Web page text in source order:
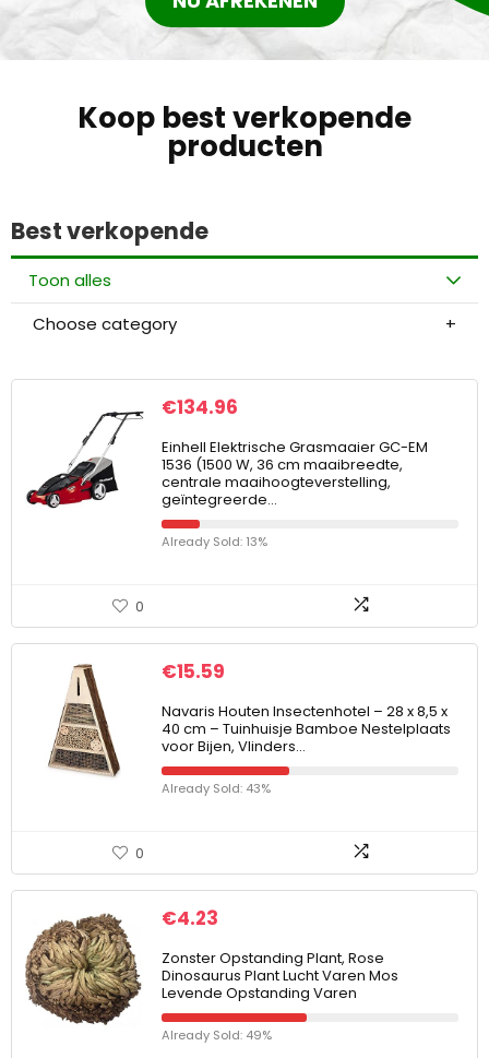
Koop best verkopende
producten
Best verkopende
Toon alles
Choose category
€134.96
Einhell Elektrische Grasmaaier GC-EM
1536 (1500 W, 36 cm maaibreedte,
centrale maaihoogteverstelling,
geïntegreerde…
Already Sold: 13%
0
€15.59
Navaris Houten Insectenhotel – 28 x 8,5 x
40 cm – Tuinhuisje Bamboe Nestelplaats
voor Bijen, Vlinders…
Already Sold: 43%
0
€4.23
Zonster Opstanding Plant, Rose
Dinosaurus Plant Lucht Varen Mos
Levende Opstanding Varen
Already Sold: 49%